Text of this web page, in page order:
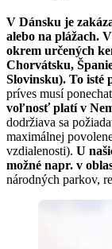
V Dánsku je
alebo na plážach.
okrem určených
Chorvátsku,
Slovinsku). To isté
príves musí
voľnosť platí v
dodržiava sa
maximálnej
vzdialenosti). U
možné napr. v
národných parkov,